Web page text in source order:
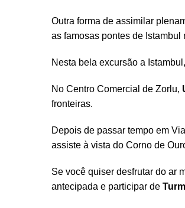
Outra forma de assimilar
as famosas pontes de Istambul
Nesta bela excursão a
No Centro Comercial de Zorlu,
fronteiras.
Depois de passar tempo em
assiste à vista do Corno de
Se você quiser desfrutar do ar
antecipada e participar de